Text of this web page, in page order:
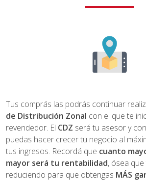
Tus comprás las podrás continuar
de Distribución Zonal con el que te
revendedor. El CDZ será tu asesor y
puedas hacer crecer tu negocio al
tus ingresos. Recordá que cuanto
mayor será tu rentabilidad, ósea
reduciendo para que obtengas MÁS